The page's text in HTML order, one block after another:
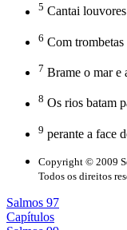
5 Cantai
6 Com
7 Brame o mar e
8 Os rios batam
9 perante a face
Copyright © 2009
Todos os direitos
Salmos 97
Capítulos